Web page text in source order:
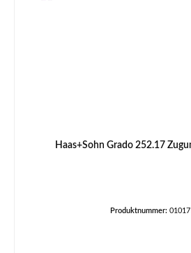
Haas+Sohn Grado 252.17
Produktnummer: